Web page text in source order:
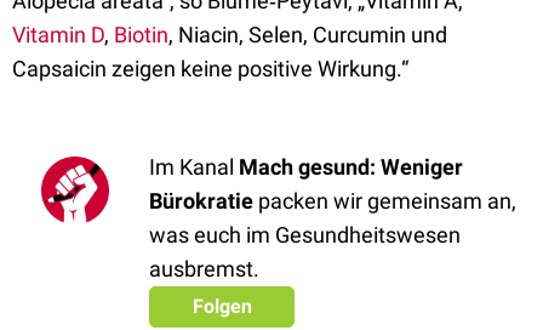
Vitamin D, Biotin, Niacin, Selen, Curcumin und
Capsaicin zeigen keine positive Wirkung.“
Im Kanal Mach gesund: Weniger
Bürokratie packen wir gemeinsam an,
was euch im Gesundheitswesen
ausbremst.
Folgen